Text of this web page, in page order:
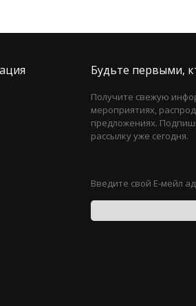
Будьте первыми,
Получите свежую
мероприятиях,
предложениях.
рассылку уже сегодня.
Введите свой Е-мейл